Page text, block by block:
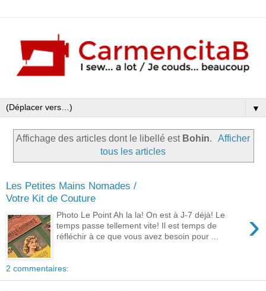
▼
Affichage des articles dont le libellé est Bohin.
Afficher
tous les articles
Les Petites Mains Nomades /
Votre Kit de Couture
›
Photo Le Point Ah la la! On est à J-7 déjà! Le
temps passe tellement vite! Il est temps de
réfléchir à ce que vous avez besoin pour ...
2 commentaires: